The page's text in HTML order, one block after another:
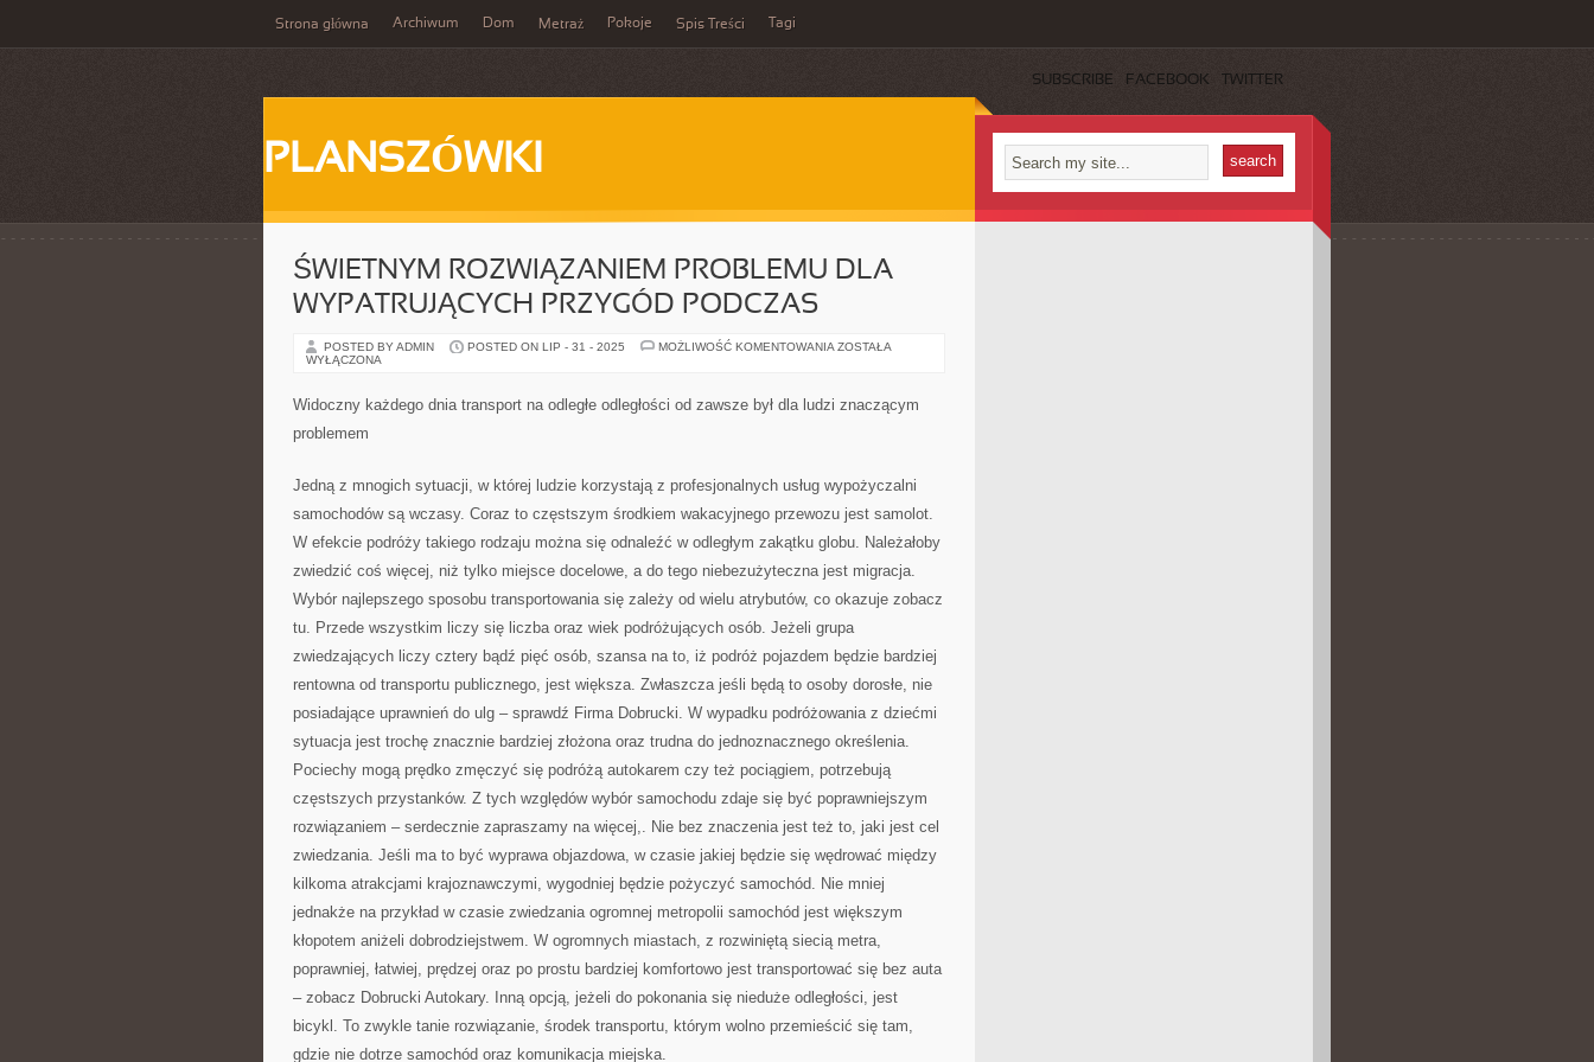
Strona główna Archiwum Dom Metraż Pokoje Spis Treści Tagi
SUBSCRIBE FACEBOOK TWITTER
PLANSZÓWKI
ŚWIETNYM ROZWIĄZANIEM PROBLEMU DLA
WYPATRUJĄCYCH PRZYGÓD PODCZAS
POSTED BY ADMIN POSTED ON LIP - 31 - 2025 MOŻLIWOŚĆ KOMENTOWANIA ŚWIETNYM
PRZYGÓD
ZOSTAŁA
WYŁĄCZONA
Widoczny każdego dnia transport na odległe odległości od zawsze był dla ludzi znaczącym
problemem
Jedną z mnogich sytuacji, w której ludzie korzystają z profesjonalnych usług wypożyczalni
samochodów są wczasy. Coraz to częstszym środkiem wakacyjnego przewozu jest samolot.
W efekcie podróży takiego rodzaju można się odnaleźć w odległym zakątku globu. Należałoby
zwiedzić coś więcej, niż tylko miejsce docelowe, a do tego niebezużyteczna jest migracja.
Wybór najlepszego sposobu transportowania się zależy od wielu atrybutów, co okazuje zobacz
tu. Przede wszystkim liczy się liczba oraz wiek podróżujących osób. Jeżeli grupa
zwiedzających liczy cztery bądź pięć osób, szansa na to, iż podróż pojazdem będzie bardziej
rentowna od transportu publicznego, jest większa. Zwłaszcza jeśli będą to osoby dorosłe, nie
posiadające uprawnień do ulg – sprawdź Firma Dobrucki. W wypadku podróżowania z dziećmi
sytuacja jest trochę znacznie bardziej złożona oraz trudna do jednoznacznego określenia.
Pociechy mogą prędko zmęczyć się podróżą autokarem czy też pociągiem, potrzebują
częstszych przystanków. Z tych względów wybór samochodu zdaje się być poprawniejszym
rozwiązaniem – serdecznie zapraszamy na więcej,. Nie bez znaczenia jest też to, jaki jest cel
zwiedzania. Jeśli ma to być wyprawa objazdowa, w czasie jakiej będzie się wędrować między
kilkoma atrakcjami krajoznawczymi, wygodniej będzie pożyczyć samochód. Nie mniej
jednakże na przykład w czasie zwiedzania ogromnej metropolii samochód jest większym
kłopotem aniżeli dobrodziejstwem. W ogromnych miastach, z rozwiniętą siecią metra,
poprawniej, łatwiej, prędzej oraz po prostu bardziej komfortowo jest transportować się bez auta
– zobacz Dobrucki Autokary. Inną opcją, jeżeli do pokonania się nieduże odległości, jest
bicykl. To zwykle tanie rozwiązanie, środek transportu, którym wolno przemieścić się tam,
gdzie nie dotrze samochód oraz komunikacja miejska.